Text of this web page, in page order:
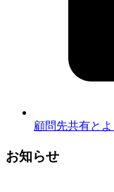
顧問先共有と
お知らせ